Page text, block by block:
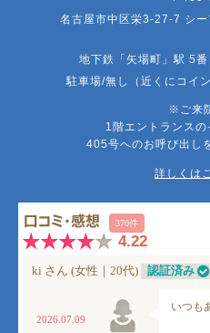
名古屋市中区栄3-27-7 シ
地下鉄「矢場町」駅 5
駐車場/無し（近くにコイ
※ご来
1階エントランスの
405号へのお呼び出し
詳しくは